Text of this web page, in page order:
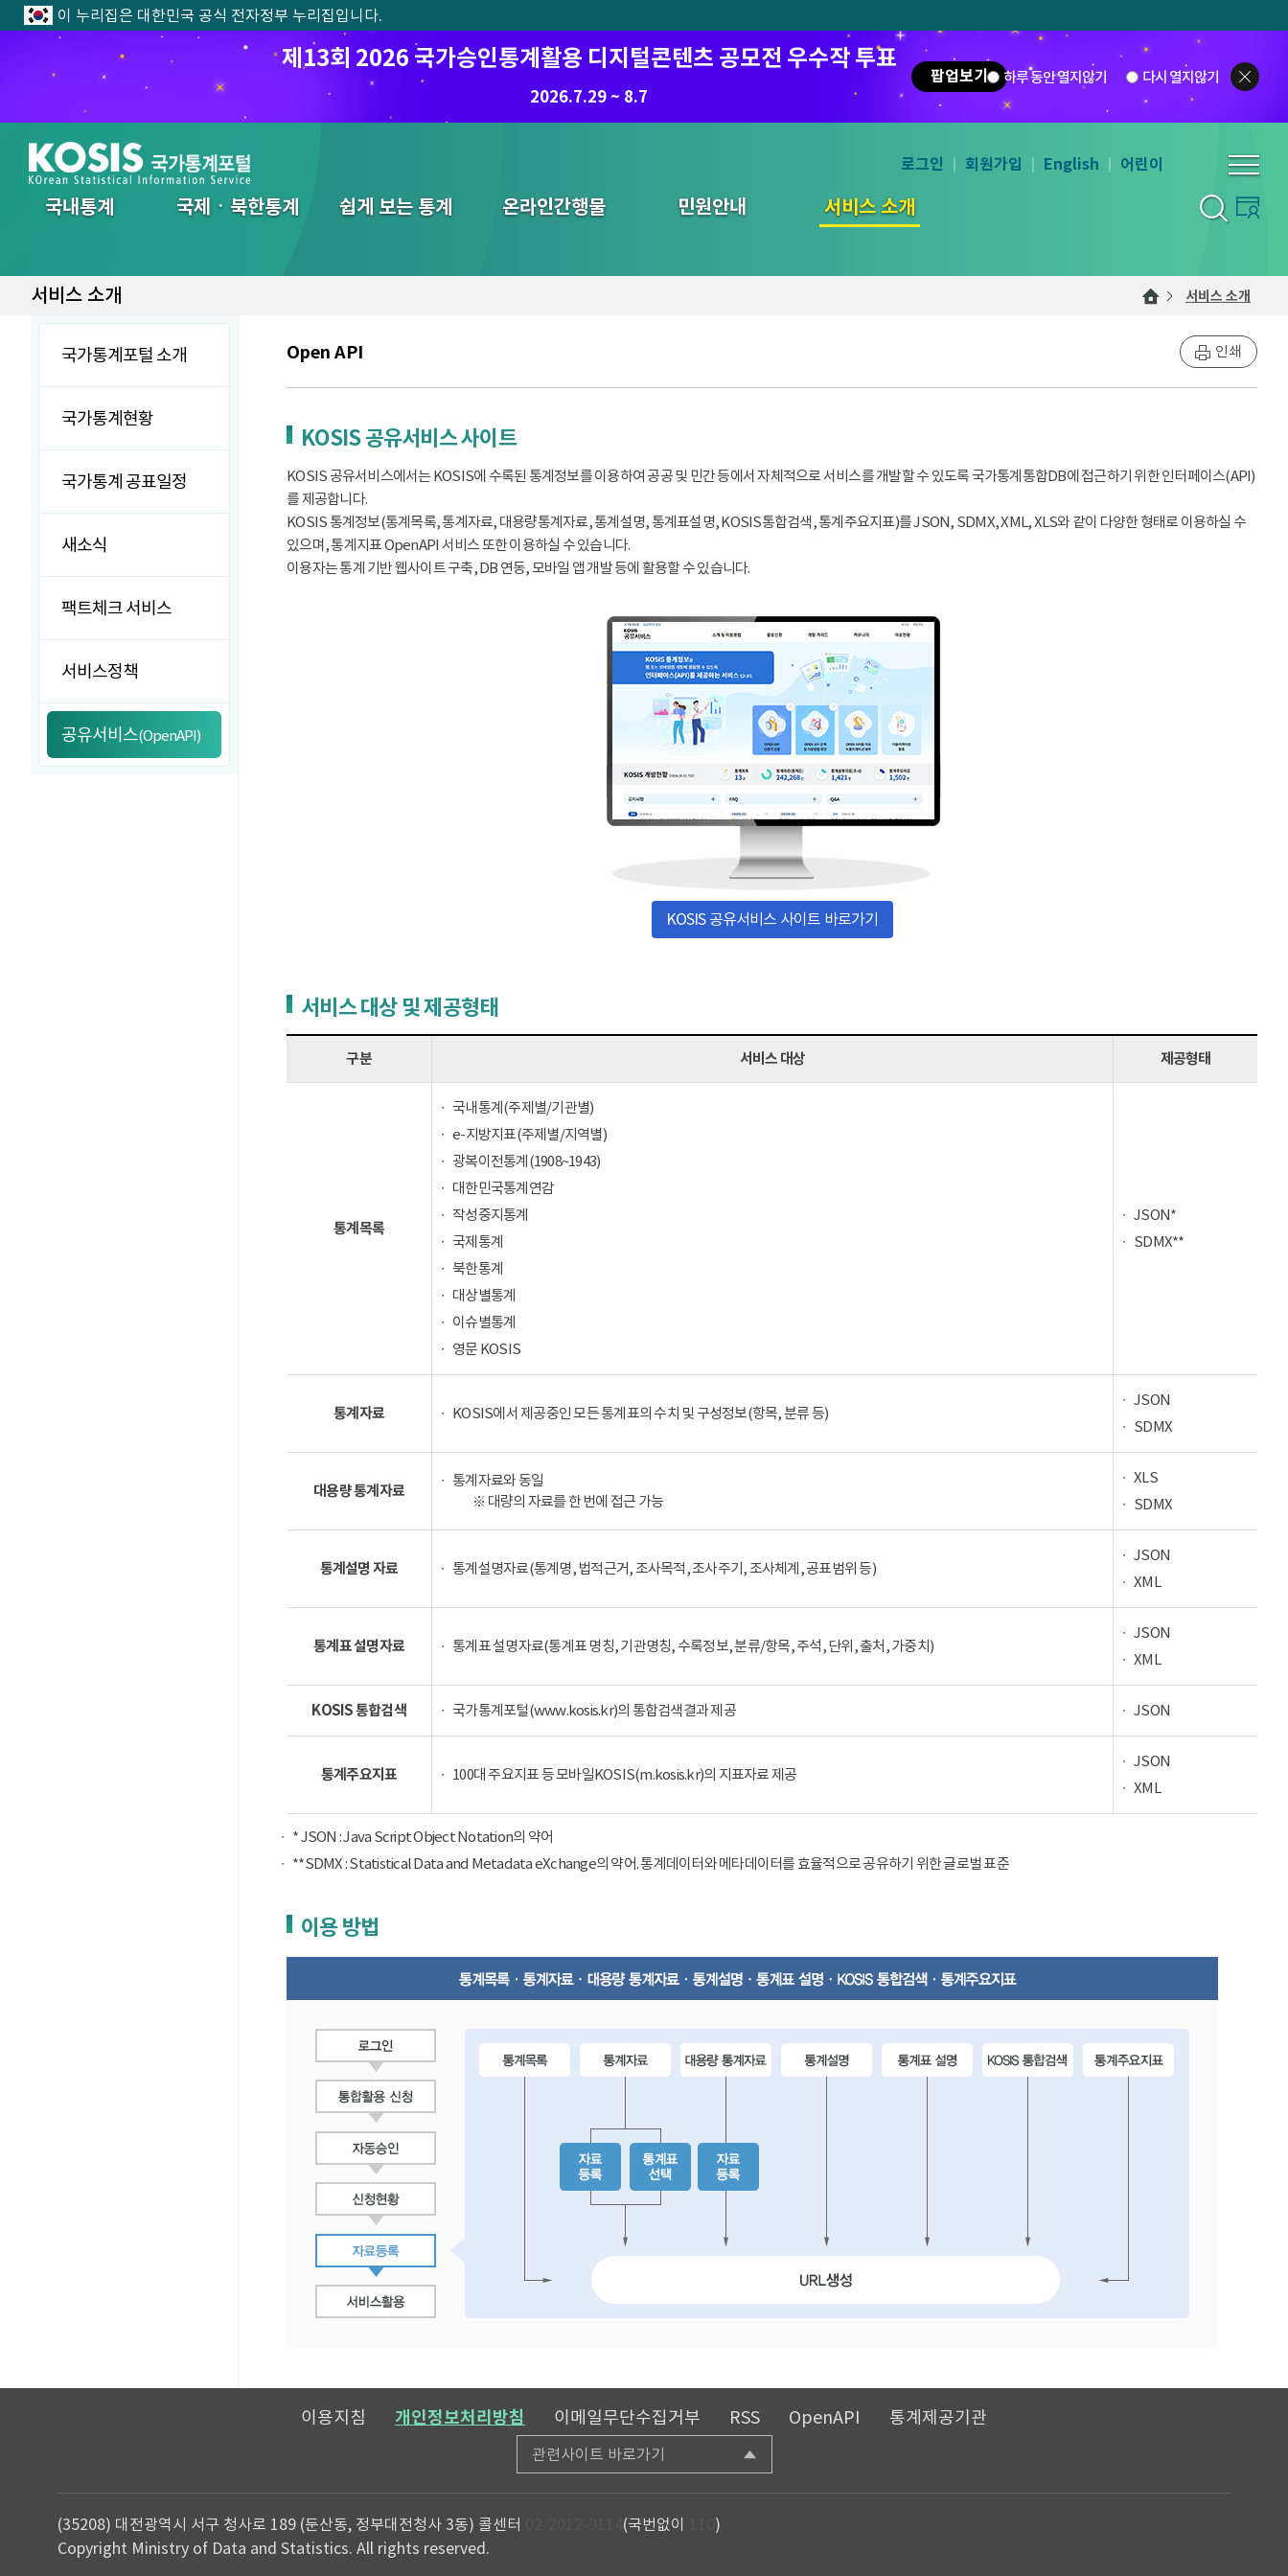
이 누리집은 대한민국 공식 전자정부 누리집입니다.
제13회 2026 국가승인통계활용 디지털콘텐츠 공모전 우수작 투표
2026.7.29 ~ 8.7
팝업보기 하루 동안 열지않기 다시 열지않기
국내통계 국제ㆍ북한통계 쉽게 보는 통계 온라인간행물 민원안내 서비스 소개
통합검색
로그인 회원가입 English 어린이
서비스 소개 서비스 소개
국가통계포털 소개
국가통계현황
국가통계 공표일정
새소식
팩트체크 서비스
서비스정책
공유서비스(OpenAPI)
Open API 인쇄
KOSIS 공유서비스 사이트
KOSIS 공유서비스에서는 KOSIS에 수록된 통계정보를 이용하여 공공 및 민간 등에서 자체적으로 서비스를 개발할 수 있도록 국가통계통합DB에 접근하기 위한 인터페이스(API)
를 제공합니다.
KOSIS 통계정보(통계목록, 통계자료, 대용량통계자료, 통계설명, 통계표설명, KOSIS통합검색, 통계주요지표)를 JSON, SDMX, XML, XLS와 같이 다양한 형태로 이용하실 수
있으며, 통계지표 OpenAPI 서비스 또한 이용하실 수 있습니다.
이용자는 통계 기반 웹사이트 구축, DB 연동, 모바일 앱 개발 등에 활용할 수 있습니다.
KOSIS 공유서비스 사이트 바로가기
서비스 대상 및 제공형태
구분 서비스 대상 제공형태
통계목록
국내통계(주제별/기관별)
e-지방지표(주제별/지역별)
광복이전통계(1908~1943)
대한민국통계연감
작성중지통계
국제통계
북한통계
대상별통계
이슈별통계
영문 KOSIS
JSON*
SDMX**
통계자료 KOSIS에서 제공중인 모든 통계표의 수치 및 구성정보(항목, 분류 등)
JSON
SDMX
대용량 통계자료
통계자료와 동일
※ 대량의 자료를 한 번에 접근 가능
XLS
SDMX
통계설명 자료 통계설명자료(통계명, 법적근거, 조사목적, 조사주기, 조사체계, 공표범위 등)
JSON
XML
통계표 설명자료 통계표 설명자료(통계표 명칭, 기관명칭, 수록정보, 분류/항목, 주석, 단위, 출처, 가중치)
JSON
XML
KOSIS 통합검색 국가통계포털(www.kosis.kr)의 통합검색결과 제공 JSON
통계주요지표 100대 주요지표 등 모바일KOSIS(m.kosis.kr)의 지표자료 제공
JSON
XML
* JSON : Java Script Object Notation의 약어
**SDMX : Statistical Data and Metadata eXchange의 약어. 통계데이터와 메타데이터를 효율적으로 공유하기 위한 글로벌 표준
이용 방법
이용지침 개인정보처리방침 이메일무단수집거부 RSS OpenAPI 통계제공기관
관련사이트 바로가기
(35208) 대전광역시 서구 청사로 189 (둔산동, 정부대전청사 3동) 콜센터 (국번없이
)
Copyright Ministry of Data and Statistics. All rights reserved.